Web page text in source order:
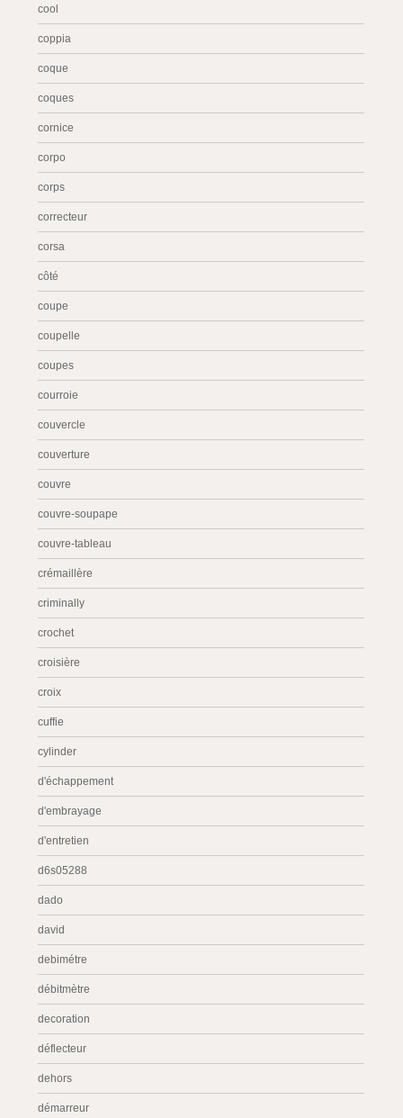
cool
coppia
coque
coques
cornice
corpo
corps
correcteur
corsa
côté
coupe
coupelle
coupes
courroie
couvercle
couverture
couvre
couvre-soupape
couvre-tableau
crémaillère
criminally
crochet
croisière
croix
cuffie
cylinder
d'échappement
d'embrayage
d'entretien
d6s05288
dado
david
debimétre
débitmètre
decoration
déflecteur
dehors
démarreur